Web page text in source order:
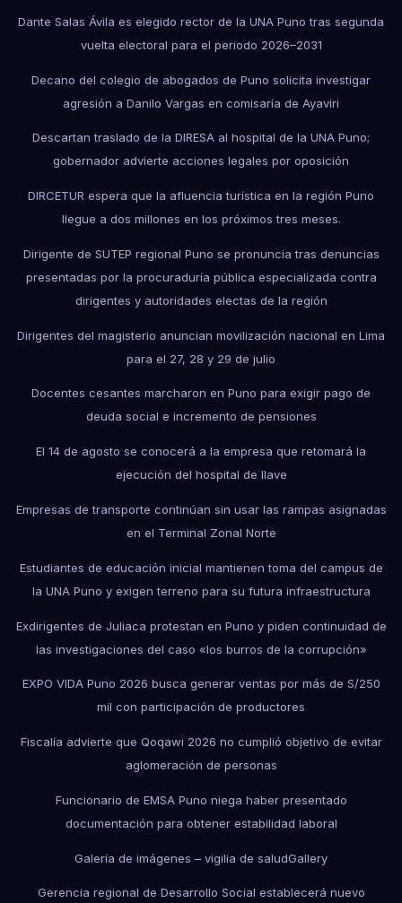
Dante Salas Ávila es elegido rector de la UNA Puno tras segunda
vuelta electoral para el periodo 2026–2031
Decano del colegio de abogados de Puno solicita investigar
agresión a Danilo Vargas en comisaría de Ayaviri
Descartan traslado de la DIRESA al hospital de la UNA Puno;
gobernador advierte acciones legales por oposición
DIRCETUR espera que la afluencia turística en la región Puno
llegue a dos millones en los próximos tres meses.
Dirigente de SUTEP regional Puno se pronuncia tras denuncias
presentadas por la procuraduría pública especializada contra
dirigentes y autoridades electas de la región
Dirigentes del magisterio anuncian movilización nacional en Lima
para el 27, 28 y 29 de julio
Docentes cesantes marcharon en Puno para exigir pago de
deuda social e incremento de pensiones
El 14 de agosto se conocerá a la empresa que retomará la
ejecución del hospital de Ilave
Empresas de transporte continúan sin usar las rampas asignadas
en el Terminal Zonal Norte
Estudiantes de educación inicial mantienen toma del campus de
la UNA Puno y exigen terreno para su futura infraestructura
Exdirigentes de Juliaca protestan en Puno y piden continuidad de
las investigaciones del caso «los burros de la corrupción»
EXPO VIDA Puno 2026 busca generar ventas por más de S/250
mil con participación de productores
Fiscalía advierte que Qoqawi 2026 no cumplió objetivo de evitar
aglomeración de personas
Funcionario de EMSA Puno niega haber presentado
documentación para obtener estabilidad laboral
Galería de imágenes – vigilia de saludGallery
Gerencia regional de Desarrollo Social establecerá nuevo